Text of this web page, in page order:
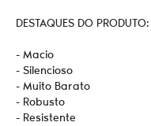
DESTAQUES DO PRODUTO:
- Macio
- Silencioso
- Muito Barato
- Robusto
- Resistente